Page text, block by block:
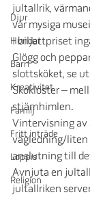
Djur
Hundar
Barn
Kreativitet
Familj
Fritt inträde
Loppis
Religion
jultallrik,
vår mysiga
I biljettpriset
Glögg och
slottsköket, se
Skokloster –
stjärnhimlen.
Vintervisning av
vägledning/liten
anslutning till
Avnjuta en
jultallriken